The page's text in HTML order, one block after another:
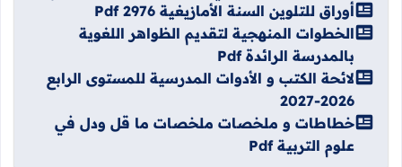
أوراق للتلوين السنة الأمازيغية 2976 Pdf
الخطوات المنهجية لتقديم الظواهر اللغوية
بالمدرسة الرائدة Pdf
لائحة الكتب و الأدوات المدرسية للمستوى الرابع
2026-2027
خطاطات و ملخصات ملخصات ما قل ودل في
علوم التربية Pdf